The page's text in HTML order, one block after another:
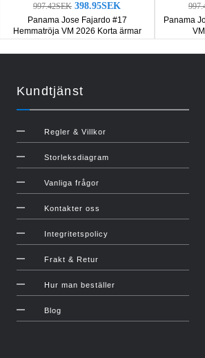
997.42SEK 398.95SEK
Panama Jose Fajardo #17
Hemmatröja VM 2026 Korta ärmar
Panama
Kundtjänst
Regler & Villkor
Storleksdiagram
Vanliga frågor
Kontakter oss
Integritetspolicy
Frakt & Retur
Hur man beställer
Blog